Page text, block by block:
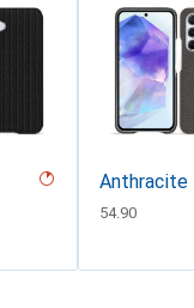
Anthracite
CHF
54.90